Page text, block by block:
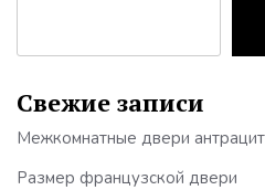
Свежие записи
Межкомнатные двери антрацит
Размер французской двери